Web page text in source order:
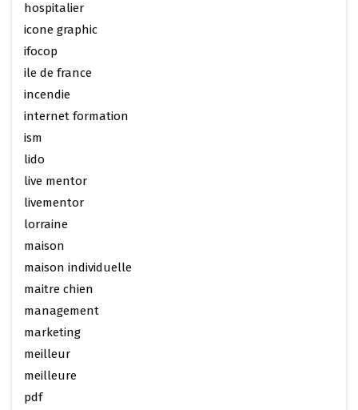
hospitalier
icone graphic
ifocop
ile de france
incendie
internet formation
ism
lido
live mentor
livementor
lorraine
maison
maison individuelle
maitre chien
management
marketing
meilleur
meilleure
pdf